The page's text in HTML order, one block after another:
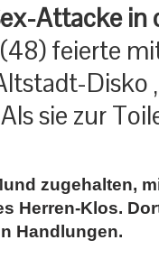
Attacke in
feierte
Disko
sie zur
zugehalten,
Herren-Klos.
Handlungen.